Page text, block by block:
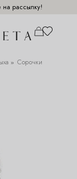
рассылку!
Сорочки